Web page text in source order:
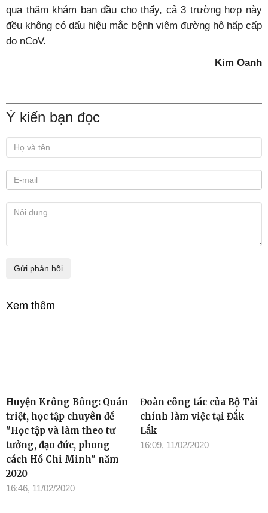
qua thăm khám ban đầu cho thấy, cả 3 trường hợp này
đều không có dấu hiệu mắc bệnh viêm đường hô hấp cấp
do nCoV.
Kim Oanh
Ý kiến bạn đọc
Xem thêm
Huyện Krông Bông: Quán
triệt, học tập chuyên đề
"Học tập và làm theo tư
tưởng, đạo đức, phong
cách Hồ Chi Minh" năm
2020
16:46, 11/02/2020
Đoàn công tác của Bộ Tài
chính làm việc tại Đắk
Lắk
16:09, 11/02/2020